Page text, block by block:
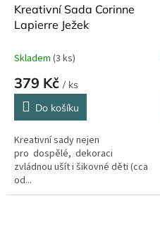
Kreativní Sada Corinne
Lapierre Ježek
Skladem (3 ks)
379 Kč / ks
Do košíku
Kreativní sady nejen
pro dospělé, dekoraci
zvládnou ušít i šikovné děti (cca
od...